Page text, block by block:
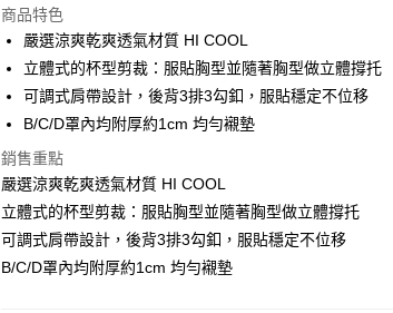
LINE Pay
Apple Pay
街口支付
悠遊付
貨到付款
商品特色
嚴選涼爽乾爽透氣材質 HI COOL
立體式的杯型剪裁：服貼胸型並隨著胸型做立體撐托
可調式肩帶設計，後背3排3勾釦，服貼穩定不位移
B/C/D罩內均附厚約1cm 均勻襯墊
銷售重點
嚴選涼爽乾爽透氣材質 HI COOL
立體式的杯型剪裁：服貼胸型並隨著胸型做立體撐托
可調式肩帶設計，後背3排3勾釦，服貼穩定不位移
B/C/D罩內均附厚約1cm 均勻襯墊